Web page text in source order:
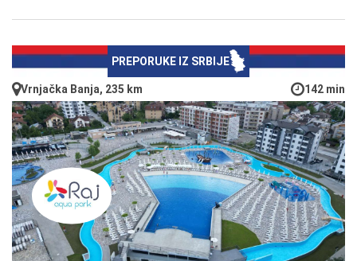
PREPORUKE IZ SRBIJE
Vrnjačka Banja, 235 km 142 min